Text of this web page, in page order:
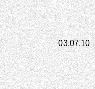
03.07.10